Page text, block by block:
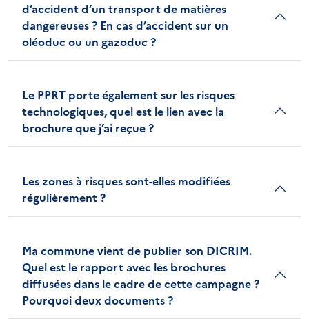
d’accident d’un transport de matières
dangereuses ? En cas d’accident sur un
oléoduc ou un gazoduc ?
Le PPRT porte également sur les risques
technologiques, quel est le lien avec la
brochure que j’ai reçue ?
Les zones à risques sont-elles modifiées
régulièrement ?
Ma commune vient de publier son DICRIM.
Quel est le rapport avec les brochures
diffusées dans le cadre de cette campagne ?
Pourquoi deux documents ?